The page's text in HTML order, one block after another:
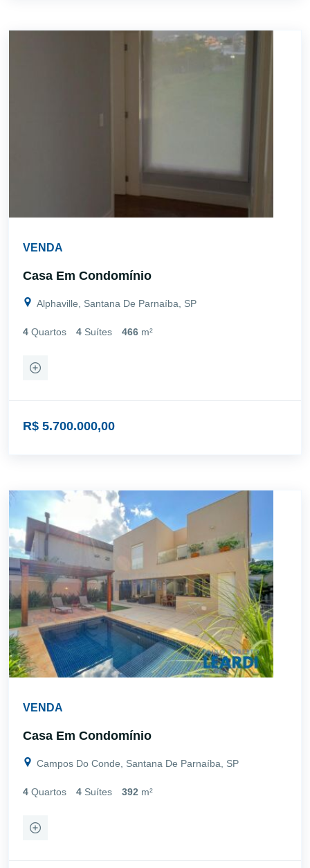
VENDA
Casa Em Condomínio
Alphaville, Santana De Parnaíba, SP
4 Quartos 4 Suítes 466 m²
R$ 5.700.000,00
VENDA
Casa Em Condomínio
Campos Do Conde, Santana De Parnaíba, SP
4 Quartos 4 Suítes 392 m²